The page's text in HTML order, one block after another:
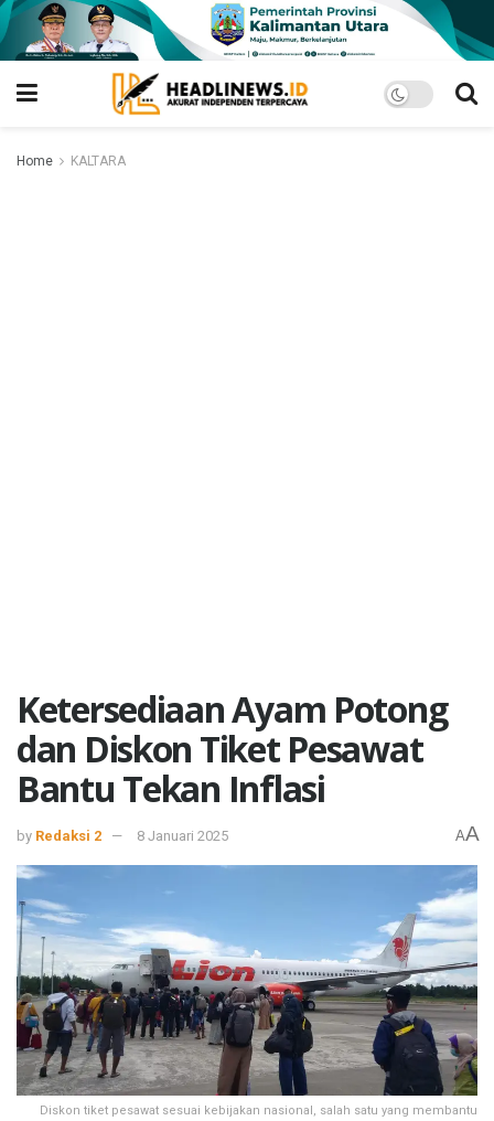
Home KALTARA
Ketersediaan Ayam Potong
dan Diskon Tiket Pesawat
Bantu Tekan Inflasi
by Redaksi 2 8 Januari 2025 AA
Diskon tiket pesawat sesuai kebijakan nasional, salah satu yang membantu